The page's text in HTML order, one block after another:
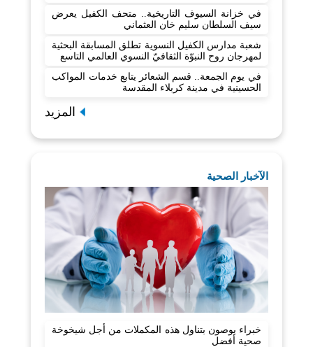
في خزانة السيوف التاريخية.. متحف الكفيل يعرض
سيف السلطان سليم خان العثماني
شعبة مدارس الكفيل النسوية تطلق المسابقة البحثية
لمهرجان روح النبوّة الثقافيّ النسوي العالمي التاسع
في يوم الجمعة.. قسم الشعائر يتابع خدمات المواكب
الحسينية في مدينة كربلاء المقدسة
المزيد
الآخبار الصحية
خبراء يوصون بتناول هذه المكملات من أجل شيخوخة
صحية أفضل